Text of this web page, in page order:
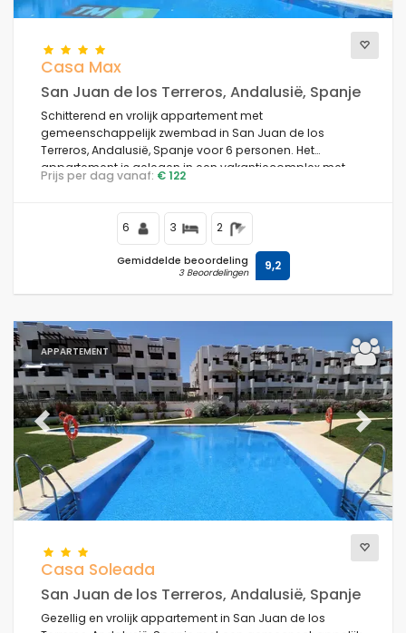
Casa Max
San Juan de los Terreros, Andalusië, Spanje
Schitterend en vrolijk appartement met
gemeenschappelijk zwembad in San Juan de los
Terreros, Andalusië, Spanje voor 6 personen. Het
appartement is gelegen in een vakantiecomplex met
een bar en restaurant, in een kust- en bergachtige
op 500 m van het strand.
Prijs per dag vanaf: € 122
6 3 2
Gemiddelde beoordeling
3 Beoordelingen 9,2
APPARTEMENT
Previous Next
Casa Soleada
San Juan de los Terreros, Andalusië, Spanje
Gezellig en vrolijk appartement in San Juan de los